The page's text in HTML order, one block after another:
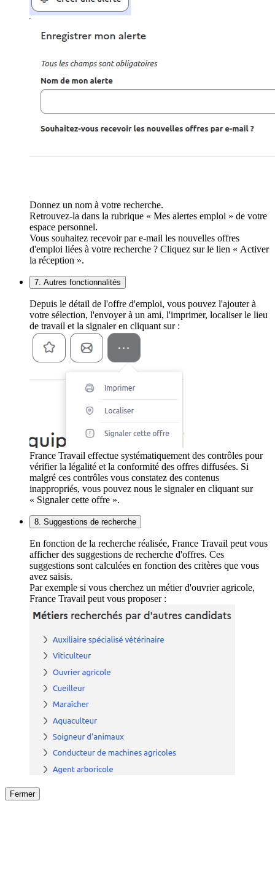
Donnez un nom à votre recherche.
Retrouvez-la dans la rubrique « Mes alertes emploi » de votre
espace personnel.
Vous souhaitez recevoir par e-mail les nouvelles offres
d'emploi liées à votre recherche ? Cliquez sur le lien « Activer
la réception ».
7. Autres fonctionnalités
Depuis le détail de l'offre d'emploi, vous pouvez l'ajouter à
votre sélection, l'envoyer à un ami, l'imprimer, localiser le lieu
de travail et la signaler en cliquant sur :
France Travail effectue systématiquement des contrôles pour
vérifier la légalité et la conformité des offres diffusées. Si
malgré ces contrôles vous constatez des contenus
inappropriés, vous pouvez nous le signaler en cliquant sur
« Signaler cette offre ».
8. Suggestions de recherche
En fonction de la recherche réalisée, France Travail peut vous
afficher des suggestions de recherche d'offres. Ces
suggestions sont calculées en fonction des critères que vous
avez saisis.
Par exemple si vous cherchez un métier d'ouvrier agricole,
France Travail peut vous proposer :
Fermer